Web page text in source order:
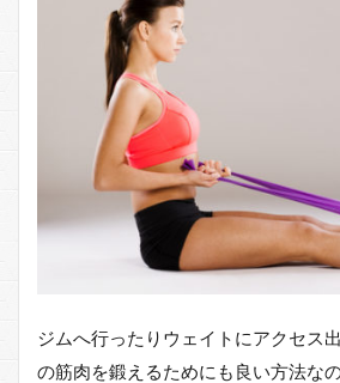
ジムへ行ったりウェイトにアクセス
の筋肉を鍛えるためにも良い方法な